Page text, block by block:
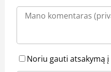
Noriu gauti atsakymą